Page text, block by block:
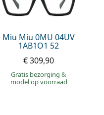
Miu Miu 0MU 04UV
1AB1O1 52
€ 309,90
Gratis bezorging&
model op voorraad